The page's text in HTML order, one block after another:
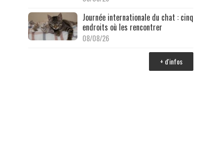
Journée internationale du chat : cinq
endroits où les rencontrer
08/08/26
+ d'infos